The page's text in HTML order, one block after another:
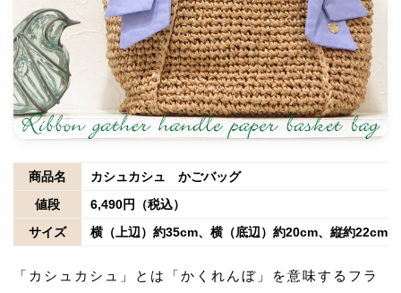
商品名
カシュカシュ かごバッグ
値段
6,490円（税込）
サイズ
横（上辺）約35cm、横（底辺）約20cm、縦約22cm
「カシュカシュ」とは「かくれんぼ」を意味するフラ